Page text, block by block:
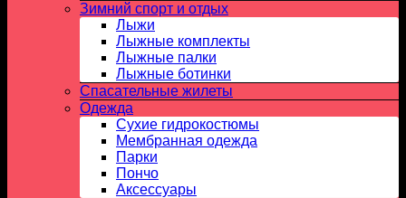
Зимний спорт и отдых
Лыжи
Лыжные комплекты
Лыжные палки
Лыжные ботинки
Спасательные жилеты
Одежда
Сухие гидрокостюмы
Мембранная одежда
Парки
Пончо
Аксессуары